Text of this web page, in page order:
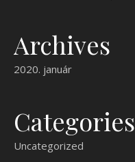
Archives
2020. január
Categories
Uncategorized